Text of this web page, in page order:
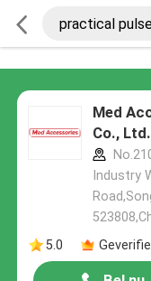
Med
Co., Ltd.
Industry
5.0